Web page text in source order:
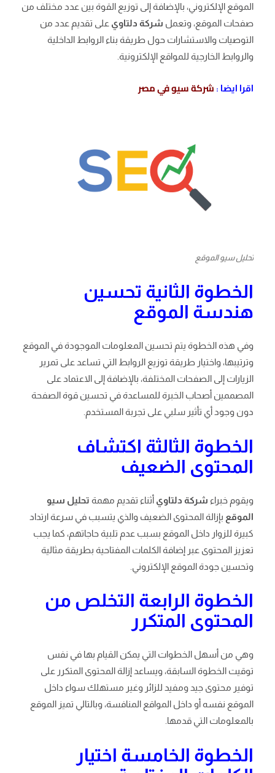
الموقع الإلكتروني، بالإضافة إلى توزيع القوة بين عدد مختلف من
صفحات الموقع، وتعمل شركة دلتاوي على تقديم عدد من
التوصيات والاستشارات حول طريقة بناء الروابط الداخلية
والروابط الخارجية للمواقع الإلكترونية.
اقرا ايضا : شركة سيو في مصر
تحليل سيو الموقع
الخطوة الثانية تحسين
هندسة الموقع
وفي هذه الخطوة يتم تحسين المعلومات الموجودة في الموقع
وترتيبها، واختيار طريقة توزيع الروابط التي تساعد على تمرير
الزيارات إلى الصفحات المختلفة، بالإضافة إلى الاعتماد على
المصممين أصحاب الخبرة للمساعدة في تحسين قوة الصفحة
دون وجود أي تأثير سلبي على تجربة المستخدم.
الخطوة الثالثة اكتشاف
المحتوى الضعيف
ويقوم خبراء شركة دلتاوي أثناء تقديم مهمة تحليل سيو
الموقع بإزالة المحتوى الضعيف والذي يتسبب في سرعة ارتداد
كبيرة للزوار داخل الموقع بسبب عدم تلبية حاجاتهم، كما يجب
تعزيز المحتوى عبر إضافة الكلمات المفتاحية بطريقة مثالية
وتحسين جودة الموقع الإلكتروني.
الخطوة الرابعة التخلص من
المحتوى المتكرر
وهي من أسهل الخطوات التي يمكن القيام بها في نفس
توقيت الخطوة السابقة، ويساعد إزالة المحتوى المتكرر على
توفير محتوى جيد ومفيد للزائر وغير مستهلك سواء داخل
الموقع نفسه أو داخل المواقع المنافسة، وبالتالي تميز الموقع
بالمعلومات التي قدمها.
الخطوة الخامسة اختيار